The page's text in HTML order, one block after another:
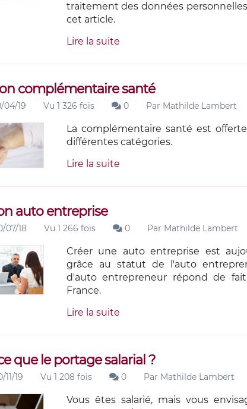
traitement des données
cet article.
Lire la suite
complémentaire santé
04/19 Vu 1 326 fois 0 Par Mathilde Lambert
La complémentaire santé est
différentes catégories.
Lire la suite
auto entreprise
07/18 Vu 1 266 fois 0 Par Mathilde Lambert
Créer une auto entreprise est
grâce au statut de l'auto
d'auto entrepreneur répond de
France.
Lire la suite
que le portage salarial ?
19 Vu 1 208 fois 0 Par Mathilde Lambert
Vous êtes salarié, mais vous